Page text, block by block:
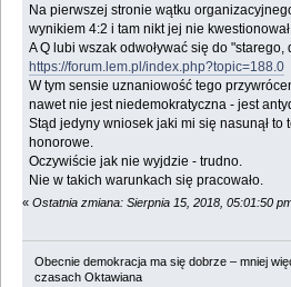
Na pierwszej stronie wątku
wynikiem 4:2 i tam nikt jej nie kwestionował.
A Q lubi wszak odwoływać się do "starego,
https://forum.lem.pl/index.php?topic=188.0
W tym sensie uznaniowość tego
nawet nie jest niedemokratyczna - jest
Stąd jedyny wniosek jaki mi się nasunął to
honorowe.
Oczywiście jak nie wyjdzie - trudno.
Nie w takich warunkach się pracowało.
« Ostatnia zmiana: Sierpnia 15, 2018, 05:01:50
Obecnie demokracja ma się dobrze – mniej
czasach Oktawiana